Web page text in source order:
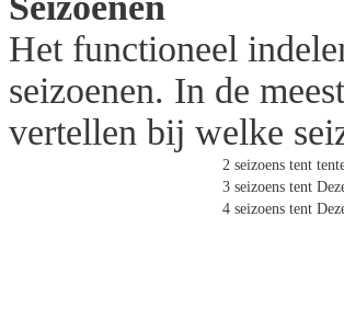
Het functioneel
seizoenen. In de
vertellen bij welke
2 seizoens tent
3 seizoens tent
4 seizoens tent